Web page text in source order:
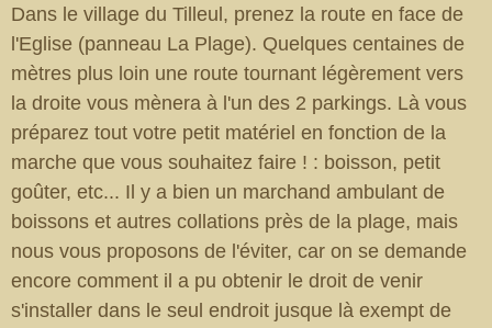
Dans le village du Tilleul, prenez la route en face de
l'Eglise (panneau La Plage). Quelques centaines de
mètres plus loin une route tournant légèrement vers
la droite vous mènera à l'un des 2 parkings. Là vous
préparez tout votre petit matériel en fonction de la
marche que vous souhaitez faire ! : boisson, petit
goûter, etc... Il y a bien un marchand ambulant de
boissons et autres collations près de la plage, mais
nous vous proposons de l'éviter, car on se demande
encore comment il a pu obtenir le droit de venir
s'installer dans le seul endroit jusque là exempt de